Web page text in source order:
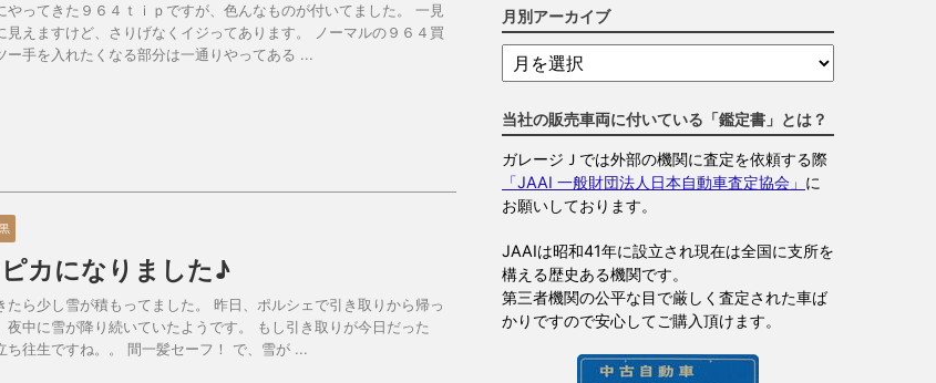
やってきた９６４ｔｉｐですが、色んなものが付いてました。 一見
見えますけど、さりげなくイジってあります。 ノーマルの９６４買
ー手を入れたくなる部分は一通りやってある ...
カになりました♪
たら少し雪が積もってました。 昨日、ポルシェで引き取りから帰っ
夜中に雪が降り続いていたようです。 もし引き取りが今日だった
ち往生ですね。。 間一髪セーフ！ で、雪が ...
月別アーカイブ
当社の販売車両に付いている「鑑定書」とは？
ガレージＪでは外部の機関に査定を依頼する際
「JAAI 一般財団法人日本自動車査定協会」 に
お願いしております。
JAAIは昭和41年に設立され現在は全国に支所を
構える歴史ある機関です。
第三者機関の公平な目で厳しく査定された車ば
かりですので安心してご購入頂けます。